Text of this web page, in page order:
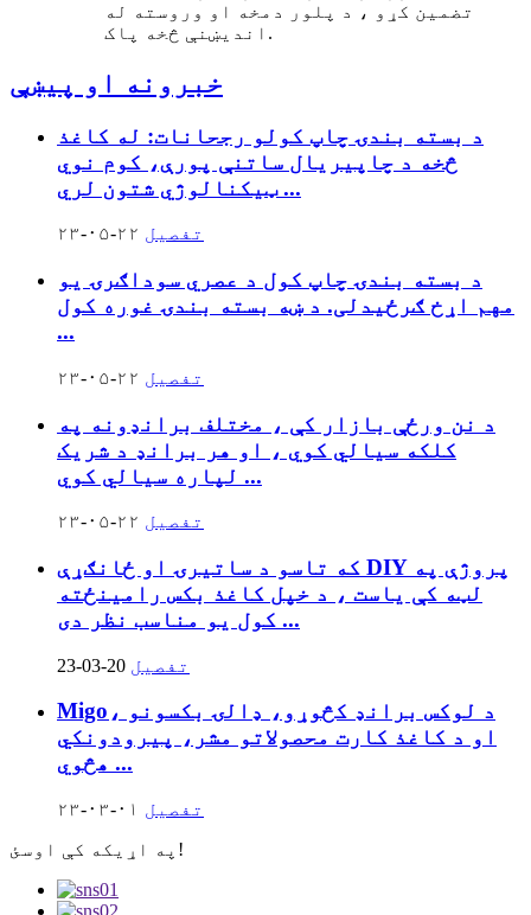
تضمین کړو ، د پلور دمخه او وروسته له
اندیښنې څخه پاک.
خبرونه او پیښې
د بسته بندۍ چاپ کولو رجحانات: له کاغذ
څخه د چاپیریال ساتنې پورې، کوم نوي
ټیکنالوژي شتون لري ...
۲۳-۰۵-۲۲ تفصیل
د بسته بندۍ چاپ کول د عصري سوداګرۍ یو
مهم اړخ ګرځیدلی. د ښه بسته بندۍ غوره کول
...
۲۳-۰۵-۲۲ تفصیل
د نن ورځې بازار کې ، مختلف برانډونه په
کلکه سیالي کوي ، او هر برانډ د شریک
لپاره سیالي کوي ...
۲۳-۰۵-۲۲ تفصیل
که تاسو د ساتیرۍ او ځانګړې DIY پروژې په
لټه کې یاست ، د خپل کاغذ بکس رامینځته
کول یو مناسب نظر دی ...
23-03-20 تفصیل
Migo، د لوکس برانډ کڅوړو، ډالۍ بکسونو
او د کاغذ کارت محصولاتو مشر، پیرودونکي
هڅوي ...
۲۳-۰۳-۰۱ تفصیل
په اړیکه کې اوسئ!